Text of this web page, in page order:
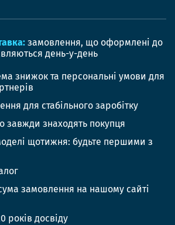
замовлення, що оформлені до
день-у-день
знижок та персональні умови для
для стабільного заробітку
завжди знаходять покупця
щотижня: будьте першими з
замовлення на нашому сайті
років досвіду